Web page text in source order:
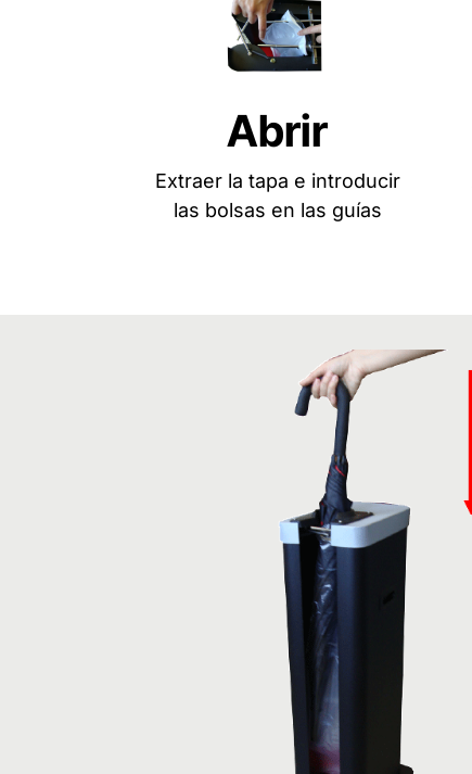
Abrir
Extraer la tapa e introducir
las bolsas en las guías